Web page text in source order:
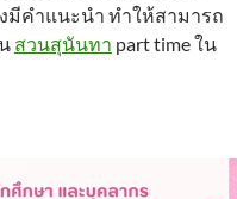
มีคำแนะนำ ทำให้สามารถ
สวนสุนันทา part time ใน